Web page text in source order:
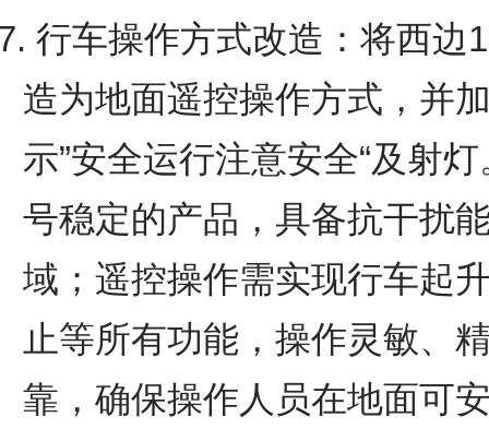
行车操作方式改造：将西边
造为地面遥控操作方式，并
示”安全运行注意安全“及射
号稳定的产品，具备抗干扰
域；遥控操作需实现行车起
止等所有功能，操作灵敏、
靠，确保操作人员在地面可